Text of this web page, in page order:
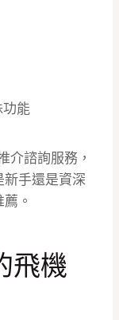
功能
介諮詢服務，
新手還是資深
。
飛機